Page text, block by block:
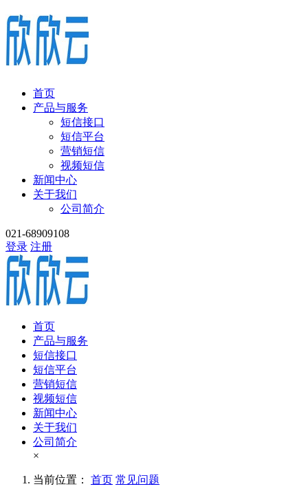
首页
产品与服务
短信接口
短信平台
营销短信
视频短信
新闻中心
关于我们
公司简介
021-68909108
登录 注册
首页
产品与服务
短信接口
短信平台
营销短信
视频短信
新闻中心
关于我们
公司简介
×
当前位置： 首页 常见问题